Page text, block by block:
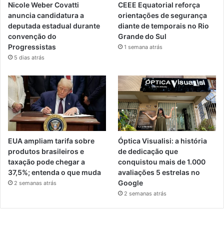
Nicole Weber Covatti
anuncia candidatura a
deputada estadual durante
convenção do
Progressistas
5 dias atrás
CEEE Equatorial reforça
orientações de segurança
diante de temporais no Rio
Grande do Sul
1 semana atrás
EUA ampliam tarifa sobre
produtos brasileiros e
taxação pode chegar a
37,5%; entenda o que muda
2 semanas atrás
Óptica Visualisi: a história
de dedicação que
conquistou mais de 1.000
avaliações 5 estrelas no
Google
2 semanas atrás